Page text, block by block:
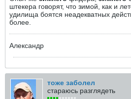
штекера говорят, что зимой, как и
удилища боятся неадекватных
более.
Александр
тоже заболел
стараюсь разглядеть